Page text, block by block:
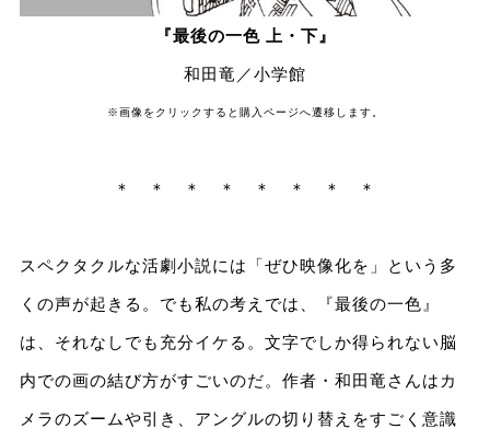
『最後の一色 上・下』
和田竜／小学館
※画像をクリックすると購入ページへ遷移します。
＊ ＊ ＊ ＊ ＊ ＊ ＊ ＊
スペクタクルな活劇小説には「ぜひ映像化を」という多
くの声が起きる。でも私の考えでは、『最後の一色』
は、それなしでも充分イケる。文字でしか得られない脳
内での画の結び方がすごいのだ。作者・和田竜さんはカ
メラのズームや引き、アングルの切り替えをすごく意識